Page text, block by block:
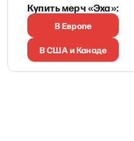
Купить мерч «Эха»:
В Европе
В США и Канаде